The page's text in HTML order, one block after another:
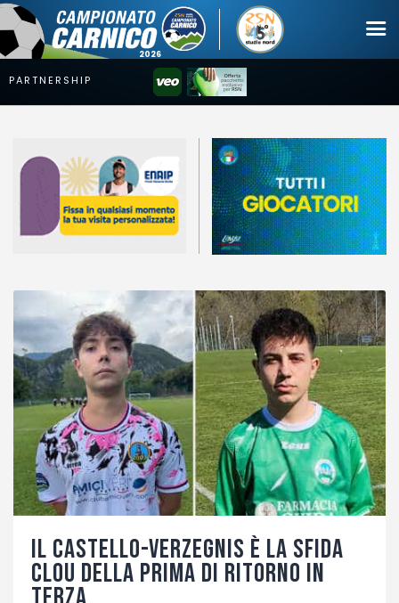
Coppa
Squadre
Calendari
Mercato
Erreà Cup
Giovanile
Video
Fotogallery
Il Castello-Verzegnis è la sfida
clou della prima di ritorno in